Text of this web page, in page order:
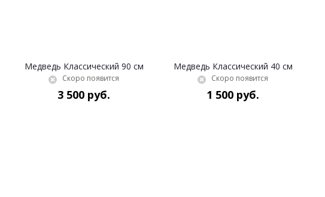
Медведь Классический 90 см
Скоро появится
3 500 руб.
Медведь Классический 40 см
Скоро появится
1 500 руб.